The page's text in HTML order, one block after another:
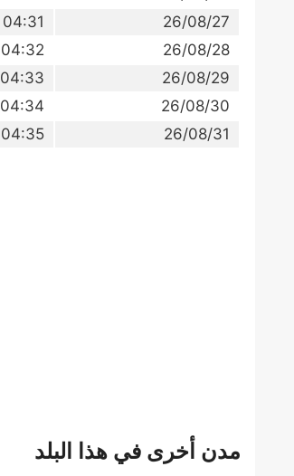
26/08/27
04:31
26/08/28
04:32
26/08/29
04:33
26/08/30
04:34
26/08/31
04:35
مدن أخرى في هذا البلد